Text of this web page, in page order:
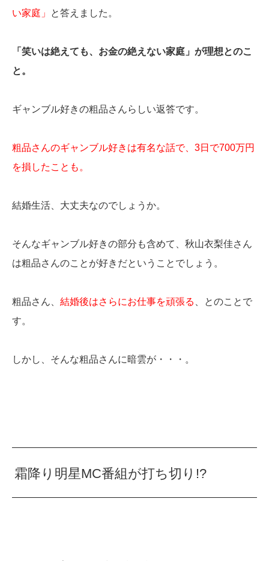
い家庭」
と答えました。
「笑いは絶えても、お金の絶えない家庭」が理想とのこ
と。
ギャンブル好きの粗品さんらしい返答です。
粗品さんのギャンブル好きは有名な話で、3日で700万円
を損したことも。
結婚生活、大丈夫なのでしょうか。
そんなギャンブル好きの部分も含めて、秋山衣梨佳さん
は粗品さんのことが好きだということでしょう。
粗品さん、 結婚後はさらにお仕事を頑張る
、とのことで
す。
しかし、そんな粗品さんに暗雲が・・・。
霜降り明星MC番組が打ち切り!?